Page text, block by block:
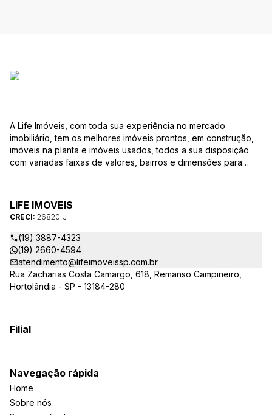
A Life Imóveis, com toda sua experiência no mercado
imobiliário, tem os melhores imóveis prontos, em construção,
imóveis na planta e imóveis usados, todos a sua disposição
com variadas faixas de valores, bairros e dimensões para
as suas dúvidas sobre casas, apartamentos, terrenos, salas
comerciais e outros produtos imobiliários.
LIFE IMOVEIS
CRECI: 26820-J
(19) 3887-4323
(19) 2660-4594
atendimento@lifeimoveissp.com.br
Rua Zacharias Costa Camargo, 618, Remanso Campineiro,
Hortolândia - SP - 13184-280
Filial
Navegação rápida
Home
Sobre nós